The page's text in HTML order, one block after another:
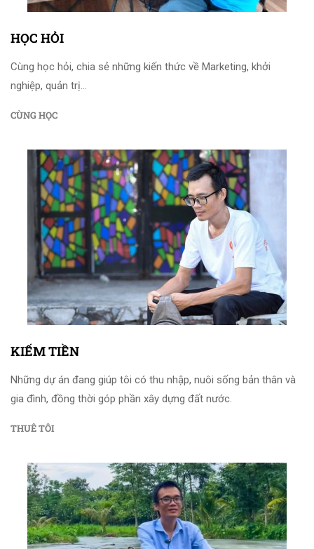
HỌC HỎI
Cùng học hỏi, chia sẻ những kiến thức về Marketing, khởi
nghiệp, quản trị...
CÙNG HỌC
KIẾM TIỀN
Những dự án đang giúp tôi có thu nhập, nuôi sống bản thân và
gia đình, đồng thời góp phần xây dựng đất nước.
THUÊ TÔI